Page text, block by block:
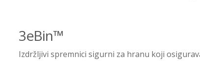
3eBin™
Izdržljivi spremnici sigurni za hranu koji